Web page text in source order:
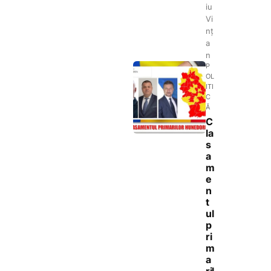
iu
Vi
nț
a
n
P
OL
ITI
C
Ă
C
la
s
a
m
e
n
t
ul
p
ri
m
a